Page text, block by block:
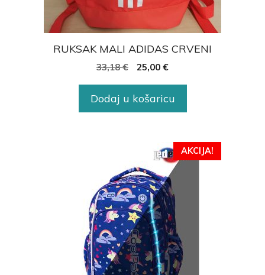
RUKSAK MALI ADIDAS CRVENI
33,18€ 25,00 €
Dodaj u košaricu
AKCIJA!